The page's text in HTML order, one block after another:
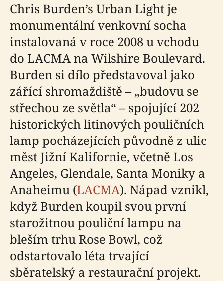
Chris Burden’s Urban Light je
monumentální venkovní socha
instalovaná v roce 2008 u vchodu
do LACMA na Wilshire Boulevard.
Burden si dílo představoval jako
zářící shromaždiště – „budovu se
střechou ze světla“ – spojující 202
historických litinových pouličních
lamp pocházejících původně z ulic
měst Jižní Kalifornie, včetně Los
Angeles, Glendale, Santa Moniky a
Anaheimu (LACMA). Nápad vznikl,
když Burden koupil svou první
starožitnou pouliční lampu na
bleším trhu Rose Bowl, což
odstartovalo léta trvající
sběratelský a restaurační projekt.